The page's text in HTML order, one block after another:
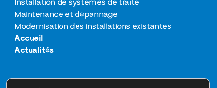
Maintenance et dépannage
Modernisation des installations existantes
Accueil
Actualités